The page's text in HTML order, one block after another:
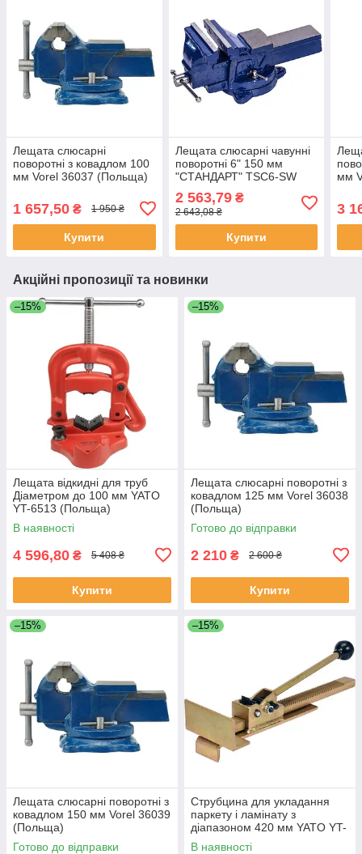
Лещата слюсарні
поворотні з ковадлом 100
мм Vorel 36037 (Польща)
1 657,50 ₴ 1 950 ₴
Купити
Лещата слюсарні чавунні
поворотні 6" 150 мм
"СТАНДАРТ" TSC6-SW
2 563,79₴
2 643,08 ₴
Купити
мм
3
Акційні пропозиції та новинки
–15%
Лещата відкидні для труб
Діаметром до 100 мм YATO
YT-6513 (Польща)
В наявності
4 596,80 ₴ 5 408 ₴
Купити
–15%
Лещата слюсарні поворотні з
ковадлом 125 мм Vorel 36038
(Польща)
Готово до відправки
2 210 ₴ 2 600 ₴
Купити
–15%
Лещата слюсарні поворотні з
ковадлом 150 мм Vorel 36039
(Польща)
Готово до відправки
–15%
Струбцина для укладання
паркету і ламінату з
діапазоном 420 мм YATO YT-
37317 (Польща)
В наявності